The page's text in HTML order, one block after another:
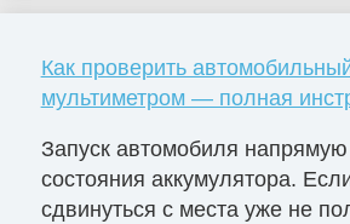
Как проверить
мультиметром — полная
Запуск автомобиля напрямую
состояния аккумулятора.
сдвинуться с места уже не